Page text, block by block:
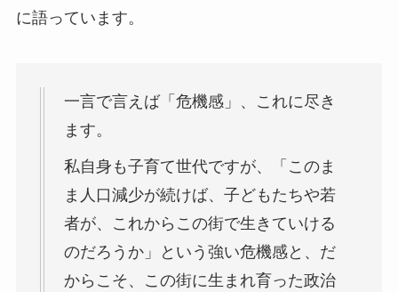
に語っています。
一言で言えば「危機感」、これに尽き
ます。
私自身も子育て世代ですが、「このま
ま人口減少が続けば、子どもたちや若
者が、これからこの街で生きていける
のだろうか」という強い危機感と、だ
からこそ、この街に生まれ育った政治